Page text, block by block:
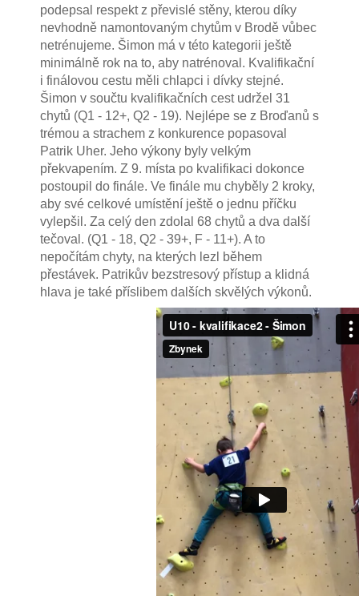
podepsal respekt z převislé stěny, kterou díky
nevhodně namontovaným chytům v Brodě vůbec
netrénujeme. Šimon má v této kategorii ještě
minimálně rok na to, aby natrénoval. Kvalifikační
i finálovou cestu měli chlapci i dívky stejné.
Šimon v součtu kvalifikačních cest udržel 31
chytů (Q1 - 12+, Q2 - 19). Nejlépe se z Broďanů s
trémou a strachem z konkurence popasoval
Patrik Uher. Jeho výkony byly velkým
překvapením. Z 9. místa po kvalifikaci dokonce
postoupil do finále. Ve finále mu chyběly 2 kroky,
aby své celkové umístění ještě o jednu příčku
vylepšil. Za celý den zdolal 68 chytů a dva další
tečoval. (Q1 - 18, Q2 - 39+, F - 11+). A to
nepočítám chyty, na kterých lezl během
přestávek. Patrikův bezstresový přístup a klidná
hlava je také příslibem dalších skvělých výkonů.